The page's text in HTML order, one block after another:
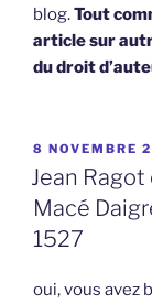
blog.Tout
article sur
du droit
PUBLIÉ
LE
8 NOVEMBRE
Jean
Macé
1527
oui, vous avez